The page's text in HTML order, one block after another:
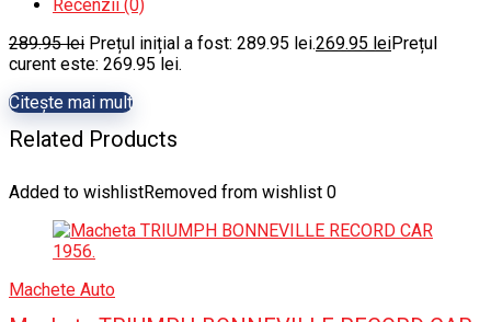
Recenzii (0)
289.95lei Prețul inițial a fost: 289.95 lei.269.95 leiPrețul
curent este: 269.95 lei.
Citește mai mult
Related Products
Added to wishlistRemoved from wishlist 0
Machete Auto